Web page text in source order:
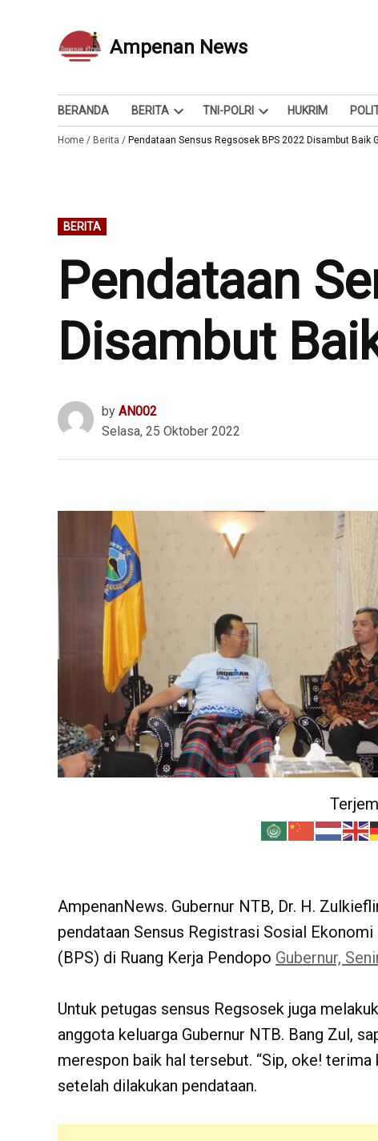
Ampenan News
Berita dan Info
BERANDA BERITA
Open
dropdown
TNI-POLRI
Open
dropdown
HUKRIM
Home / Berita / Pendataan Sensus Regsosek BPS 2022 Disambut Baik
POSTED
IN
BERITA
Pendataan
Disambut
by AN002
Selasa, 25 Oktober 2022
AmpenanNews. Gubernur NTB, Dr. H.
pendataan Sensus Registrasi Sosial
(BPS) di Ruang Kerja Pendopo Gubernur,
Untuk petugas sensus Regsosek juga
anggota keluarga Gubernur NTB. Bang Zul,
merespon baik hal tersebut. “Sip, oke! terima
setelah dilakukan pendataan.